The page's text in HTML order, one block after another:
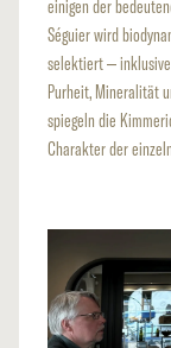
einigen der
Séguier wird
selektiert –
Purheit, Mineralität
spiegeln die
Charakter der